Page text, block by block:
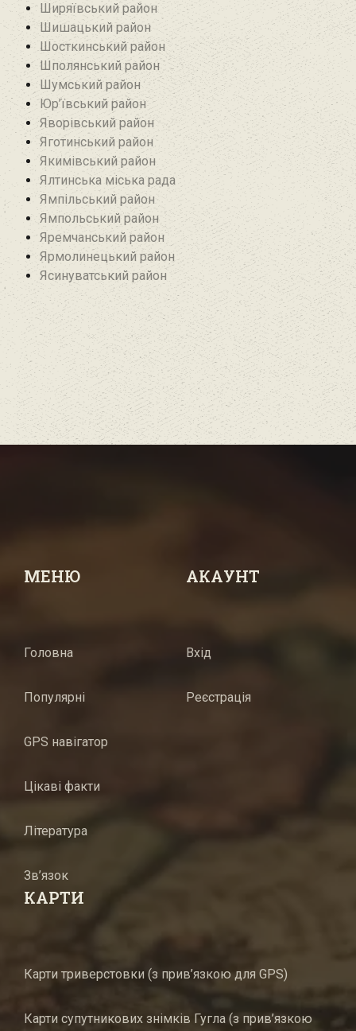
Ширяївський район
Шишацький район
Шосткинський район
Шполянський район
Шумський район
Юр’ївський район
Яворівський район
Яготинський район
Якимівський район
Ялтинська міська рада
Ямпільський район
Ямпольський район
Яремчанський район
Ярмолинецький район
Ясинуватський район
МЕНЮ
Головна
Популярні
GPS навігатор
Цікаві факти
Література
Зв’язок
АКАУНТ
Вхід
Реєстрація
КАРТИ
Карти триверстовки (з прив’язкою для GPS)
Карти супутникових знімків Гугла (з прив’язкою